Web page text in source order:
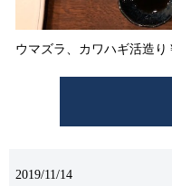
ウマズラ、カワハギ活造り
2019/11/14